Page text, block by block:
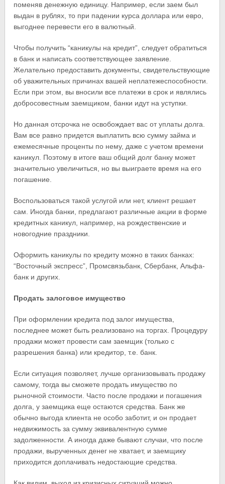
поменяв денежную единицу. Например, если заем был
выдан в рублях, то при падении курса доллара или евро,
выгоднее перевести его в валютный.
Чтобы получить “каникулы на кредит”, следует обратиться
в банк и написать соответствующее заявление.
Желательно предоставить документы, свидетельствующие
об уважительных причинах вашей неплатежеспособности.
Если при этом, вы вносили все платежи в срок и являлись
добросовестным заемщиком, банки идут на уступки.
Но данная отсрочка не освобождает вас от уплаты долга.
Вам все равно придется выплатить всю сумму займа и
ежемесячные проценты по нему, даже с учетом времени
каникул. Поэтому в итоге ваш общий долг банку может
значительно увеличиться, но вы выиграете время на его
погашение.
Воспользоваться такой услугой или нет, клиент решает
сам. Иногда банки, предлагают различные акции в форме
кредитных каникул, например, на рождественские и
новогодние праздники.
Оформить каникулы по кредиту можно в таких банках:
“Восточный экспресс”, Промсвязьбанк, Сбербанк, Альфа-
банк и других.
Продать залоговое имущество
При оформлении кредита под залог имущества,
последнее может быть реализовано на торгах. Процедуру
продажи может провести сам заемщик (только с
разрешения банка) или кредитор, т.е. банк.
Если ситуация позволяет, лучше организовывать продажу
самому, тогда вы сможете продать имущество по
рыночной стоимости. Часто после продажи и погашения
долга, у заемщика еще остаются средства. Банк же
обычно выгода клиента не особо заботит, и он продает
недвижимость за сумму эквивалентную сумме
задолженности. А иногда даже бывают случаи, что после
продажи, вырученных денег не хватает, и заемщику
приходится доплачивать недостающие средства.